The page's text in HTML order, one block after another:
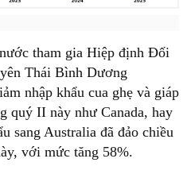
tham gia Hiệp định Đối
Thái Bình Dương
nhập khẩu cua ghẹ và giáp
quý II này như Canada, hay
sang Australia đã đảo chiều
với mức tăng 58%.